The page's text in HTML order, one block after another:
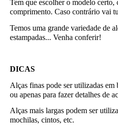
Tem que escolher o modelo certo,
comprimento. Caso contrário vai
Temos uma grande variedade de
estampadas... Venha conferir!
DICAS
Alças finas pode ser utilizadas em
ou apenas para fazer detalhes de
Alças mais largas podem ser
mochilas, cintos, etc.